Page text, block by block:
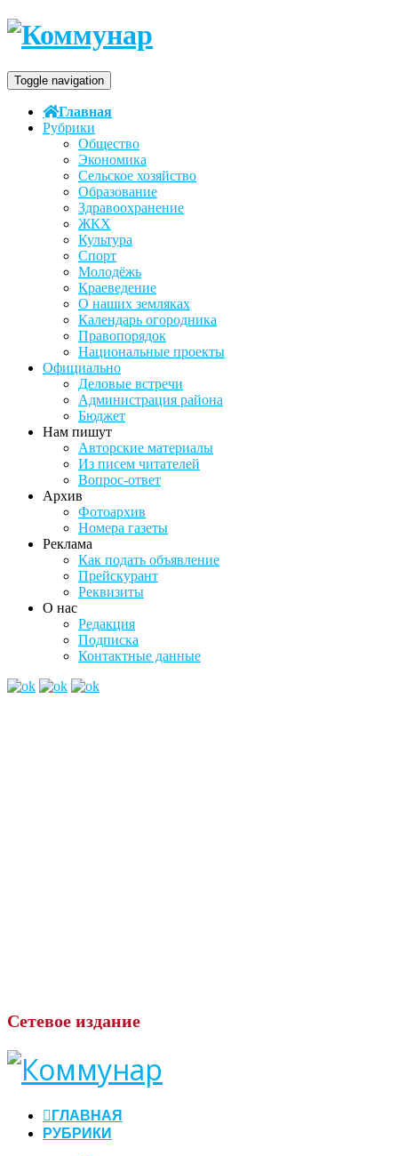
Toggle navigation
Главная
Рубрики
Общество
Экономика
Сельское хозяйство
Образование
Здравоохранение
ЖКХ
Культура
Спорт
Молодёжь
Краеведение
О наших земляках
Календарь огородника
Правопорядок
Национальные проекты
Официально
Деловые встречи
Администрация района
Бюджет
Нам пишут
Авторские материалы
Из писем читателей
Вопрос-ответ
Архив
Фотоархив
Номера газеты
Реклама
Как подать объявление
Прейскурант
Реквизиты
О нас
Редакция
Подписка
Контактные данные
Сетевое издание
ГЛАВНАЯ
РУБРИКИ